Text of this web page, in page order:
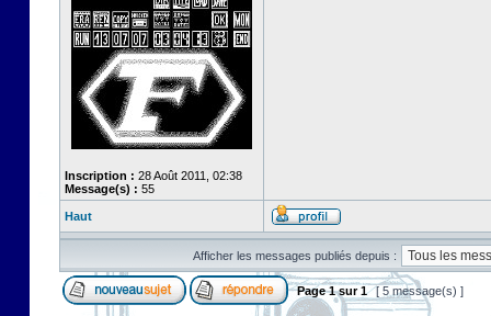
Inscription : 28 Août 2011, 02:38
Message(s) : 55
Haut
Afficher les messages publiés depuis :
Page1sur1 [ 5 message(s) ]